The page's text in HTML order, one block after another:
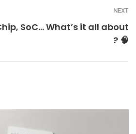
NEXT
SoC… What’s it all about
? 🧠